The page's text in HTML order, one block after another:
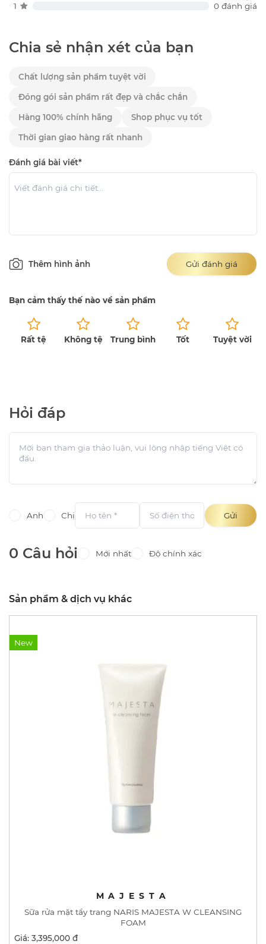
1
0 đánh giá
Chia sẻ nhận xét của bạn
Chất lượng sản phẩm tuyệt vời
Đóng gói sản phẩm rất đẹp và chắc chắn
Hàng 100% chính hãng Shop phục vụ tốt
Thời gian giao hàng rất nhanh
Đánh giá bài viết*
Thêm hình ảnh Gửi đánh giá
Bạn cảm thấy thế nào về sản phẩm
Rất tệ Không tệ Trung bình Tốt Tuyệt vời
Hỏi đáp
Anh Chị Gửi
0 Câu hỏi Mới nhất Độ chính xác
Sản phẩm & dịch vụ khác
New
MAJESTA
Sữa rửa mặt tẩy trang NARIS MAJESTA W CLEANSING
FOAM
Giá: 3,395,000 đ